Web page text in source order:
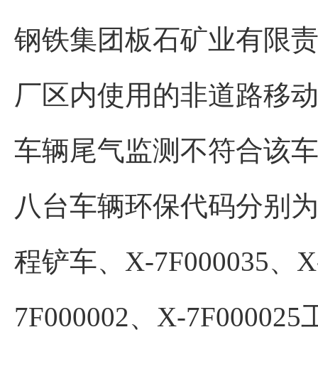
钢铁集团板石矿业有限
厂区内使用的非道路移
车辆尾气监测不符合该
八台车辆环保代码分别
程铲车、X-7F000035、
7F000002、X-7F000025